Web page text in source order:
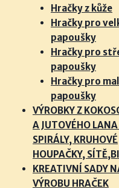
Hračky z kůže
Hračky pro
papoušky
Hračky pro
papoušky
Hračky pro
papoušky
VÝROBKY Z
A JUTOVÉHO
SPIRÁLY, KRUHOVÉ
HOUPAČKY,
KREATIVNÍ SADY
VÝROBU HRAČEK